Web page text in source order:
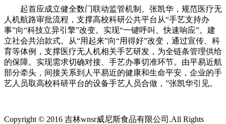
起首应成立健全数门联动监管机制。张凯华，规范医疗无
人机航路审批流程，支撑高校科研公共平台从“手艺支持办
事”向“科技立异引擎”改变。实现“一键呼叫、快速响应”。建
立社会共治款式。从“用起来”向“用得好”改变，通过宣传、科
育等体例，支撑医疗无人机相关手艺研发，为全链条管理供给
的保障。实现需求切确对接、手艺办事切准环节。由平易近航
部分牵头，间接关系到人平易近的健康和生命平安，企业的手
艺人员取高校科研平台的设备手艺人员合做，”张凯华引见。
Copyright © 2016 吉林wnsr威尼斯食品有限公司.All Rights